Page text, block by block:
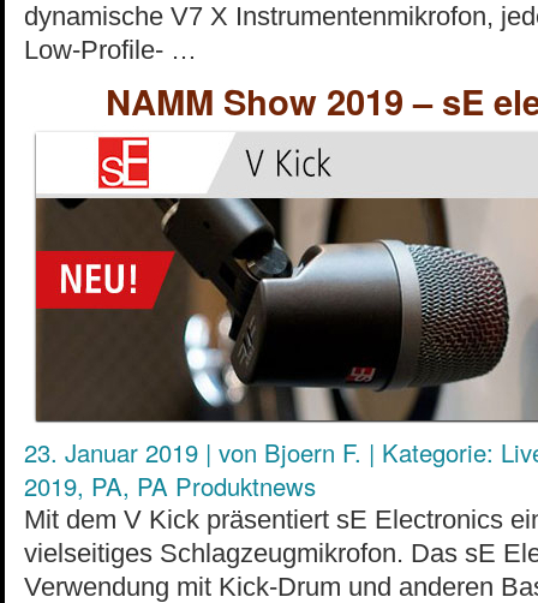
dynamische V7 X Instrumentenmikrofon,
Low-Profile- …
NAMM Show 2019 – sE
23. Januar 2019 | von Bjoern F. | Kategorie:
2019, PA, PA Produktnews
Mit dem V Kick präsentiert sE Electronics
vielseitiges Schlagzeugmikrofon. Das sE
Verwendung mit Kick-Drum und anderen